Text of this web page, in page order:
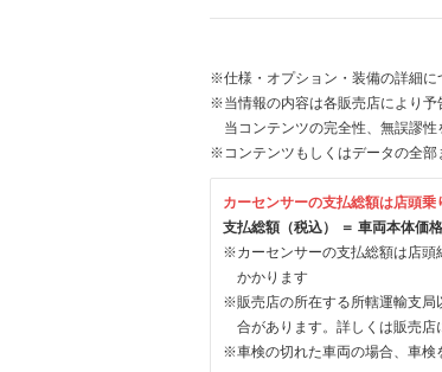
※仕様・オプション・装備の詳細に
※当情報の内容は各販売店により予
当コンテンツの完全性、無誤謬
※コンテンツもしくはデータの全部
カーセンサーの支払総額は店頭乗
支払総額（税込） ＝ 車両本体価
※カーセンサーの支払総額は店頭
かかります
※販売店の所在する所轄運輸支局
合があります。詳しくは販売店
※車検の切れた車両の場合、車検